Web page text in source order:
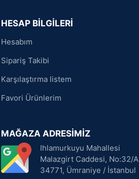
HESAP BİLGİLERİ
Hesabım
Sipariş Takibi
Karşılaştırma listem
Favori Ürünlerim
MAĞAZA ADRESİMİZ
Ihlamurkuyu Mahallesi
Malazgirt Caddesi, No:32/A
34771, Ümraniye / İstanbul